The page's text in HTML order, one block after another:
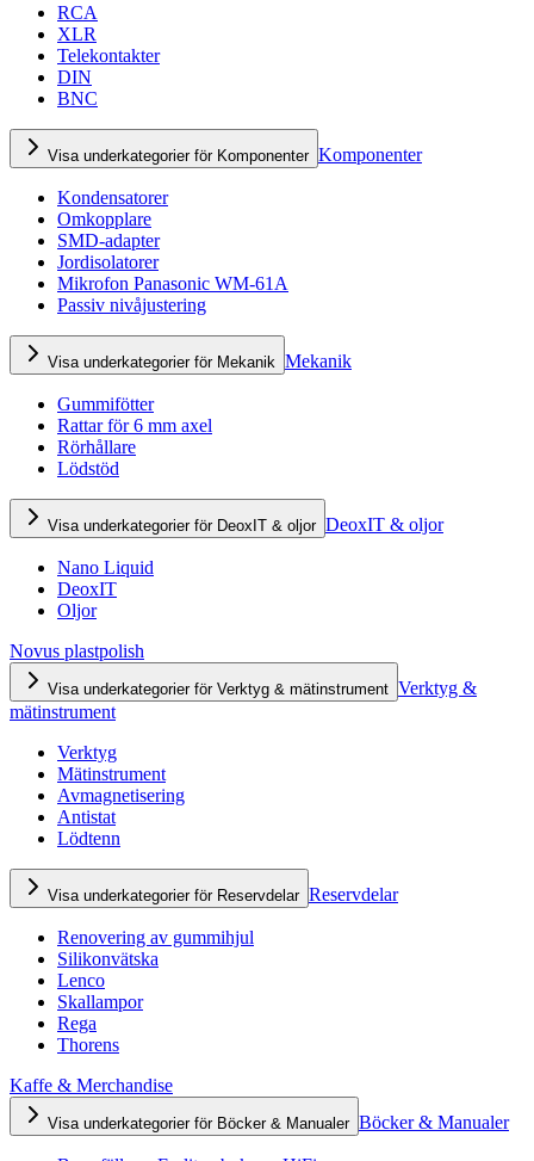
RCA
XLR
Telekontakter
DIN
BNC
Visa underkategorier för Komponenter Komponenter
Kondensatorer
Omkopplare
SMD-adapter
Jordisolatorer
Mikrofon Panasonic WM-61A
Passiv nivåjustering
Visa underkategorier för Mekanik Mekanik
Gummifötter
Rattar för 6 mm axel
Rörhållare
Lödstöd
Visa underkategorier för DeoxIT & oljor DeoxIT & oljor
Nano Liquid
DeoxIT
Oljor
Novus plastpolish
Visa underkategorier för Verktyg & mätinstrument Verktyg &
mätinstrument
Verktyg
Mätinstrument
Avmagnetisering
Antistat
Lödtenn
Visa underkategorier för Reservdelar Reservdelar
Renovering av gummihjul
Silikonvätska
Lenco
Skallampor
Rega
Thorens
Kaffe & Merchandise
Visa underkategorier för Böcker & Manualer Böcker & Manualer